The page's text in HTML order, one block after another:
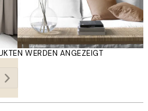
WERDEN ANGEZEIGT